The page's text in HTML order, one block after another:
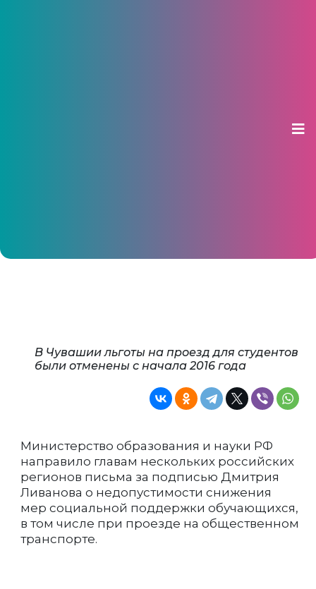
В Чувашии льготы на проезд для студентов
были отменены с начала 2016 года
Министерство образования и науки РФ
направило главам нескольких российских
регионов письма за подписью Дмитрия
Ливанова о недопустимости снижения
мер социальной поддержки обучающихся,
в том числе при проезде на общественном
транспорте.